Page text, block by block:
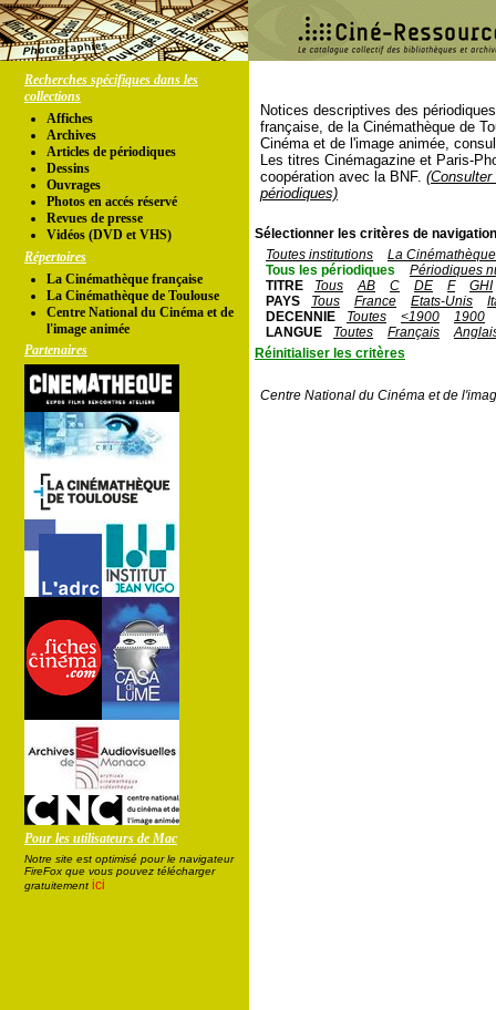
Recherches spécifiques dans les
collections
Affiches
Archives
Articles de périodiques
Dessins
Ouvrages
Photos en accés réservé
Revues de presse
Vidéos (DVD et VHS)
Répertoires
La Cinémathèque française
La Cinémathèque de Toulouse
Centre National du Cinéma et de
l'image animée
Partenaires
Pour les utilisateurs de Mac
Notre site est optimisé pour le navigateur
FireFox que vous pouvez télécharger
gratuitement ici
Notices descriptives des
française, de la Cinémathèque de
Cinéma et de l'image animée,
Les titres Cinémagazine et Paris-
coopération avec la BNF.
périodiques)
Sélectionner les critères de
Toutes institutions
La
Tous les périodiques
Périodiques
TITRE
Tous AB C DE F
GHI
PAYS
Tous France Etats-Unis
DECENNIE
Toutes <1900
1900
LANGUE
Toutes Français
Réinitialiser les critères
Centre National du Cinéma et de